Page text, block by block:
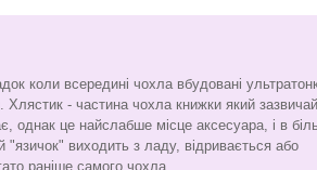
коли всередині чохла вбудовані
Хлястик - частина чохла книжки який зазвичай
однак це найслабше місце аксесуара, і в
"язичок" виходить з ладу, відривається або
раніше самого чохла.